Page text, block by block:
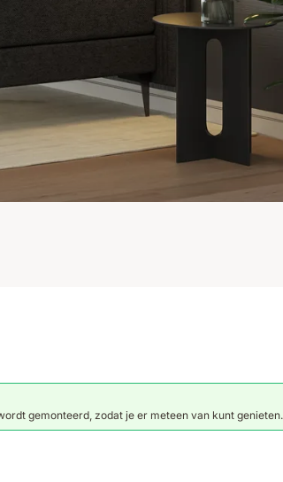
gemonteerd, zodat je er meteen van kunt genieten.